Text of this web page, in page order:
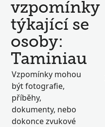
vzpomínky
týkající se
osoby:
Taminiau
Vzpomínky mohou
být fotografie,
příběhy,
dokumenty, nebo
dokonce zvukové